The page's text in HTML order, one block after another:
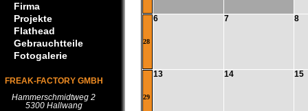
Firma
Projekte
Flathead
Gebrauchtteile
Fotogalerie
FREAK-FACTORY GMBH
Hammerschmidtweg 2
5300 Hallwang
28
6 7 8
29
13 14 15